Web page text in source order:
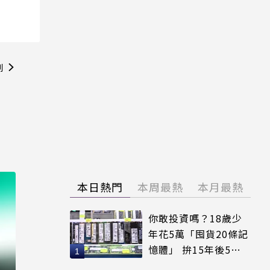
本日熱門 本周最熱 本月最熱
你敢投資嗎？18歲少
年花5萬「囤貨20條記
憶體」 拚15年後5倍